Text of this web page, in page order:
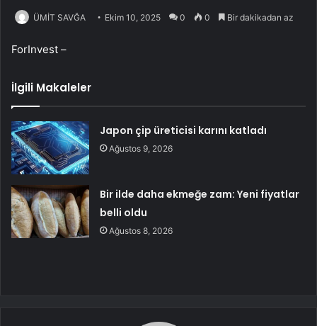
ÜMİT SAVĞA Ekim 10, 2025 0 0 Bir dakikadan az
ForInvest –
İlgili Makaleler
Japon çip üreticisi karını katladı
Ağustos 9, 2026
Bir ilde daha ekmeğe zam: Yeni fiyatlar
belli oldu
Ağustos 8, 2026